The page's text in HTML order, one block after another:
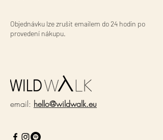
Objednávku lze zrušit emailem do 24 hodin po
provedení nákupu.
email: hello@wildwalk.eu